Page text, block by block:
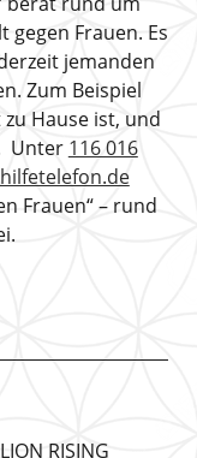
gegen Frauen. Es
jemanden
Zum Beispiel
Hause ist, und
Unter 116 016
Frauen“ – rund
RISING